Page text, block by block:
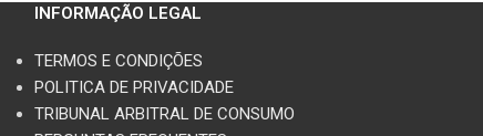
INFORMAÇÃO LEGAL
TERMOS E CONDIÇÕES
POLITICA DE PRIVACIDADE
TRIBUNAL ARBITRAL DE CONSUMO